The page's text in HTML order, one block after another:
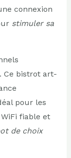
connexion
stimuler sa
Ce bistrot art-
pour les
fiable et
de choix